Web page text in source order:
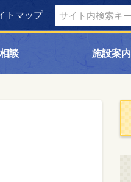
トマップ
談 施設案内